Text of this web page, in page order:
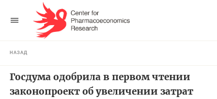
НАЗАД
Госдума одобрила в первом чтении
законопроект об увеличении затрат